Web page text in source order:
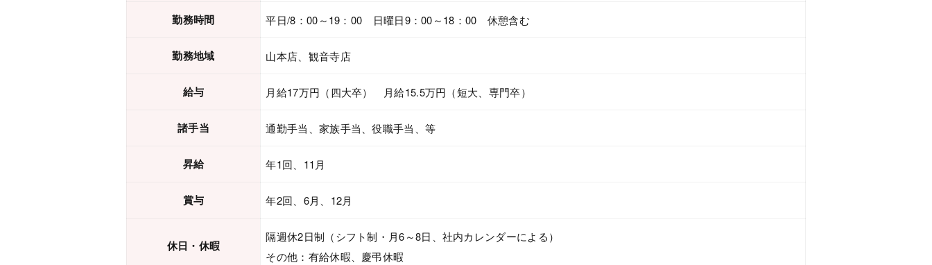
勤務時間 平日/8：00～19：00 日曜日9：00～18：00 休憩含む
勤務地域 山本店、観音寺店
給与 月給17万円（四大卒） 月給15.5万円（短大、専門卒）
諸手当 通勤手当、家族手当、役職手当、等
昇給 年1回、11月
賞与 年2回、6月、12月
休日・休暇
隔週休2日制（シフト制・月6～8日、社内カレンダーによる）
その他：有給休暇、慶弔休暇